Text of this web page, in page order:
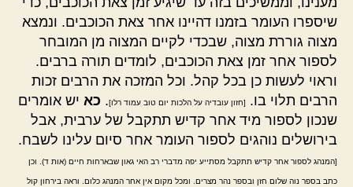
שיספרו העומר בזמנו דהיינו אחר צאת הכוכבים. ונמצא
מצוה גוררת מצוה, שבכדי לקיים המצוה מן המובחר
לספור אחר זמן צאת הכוכבים, לומדים תורה ברבים.
וראוי לעשות כן בכל קהל. וכל המזכה את הרבים זכות
הרבים תלוי בו.
[חזון עובדיה על הלכות יום טוב עמוד רלו]. כא יש אומרים
שנכון לספור מיד אחר קדיש תתקבל של ערבית, אבל
בירושלים נוהגים לספור העומר אחר סיום עלינו לשבח.
[המנהג לספור אחר קדיש תתקבל מסתייע יפה מדברי רב האי גאון שבארחות חיים (אות ד). וכן
כתב בספר נוה שלום חזן ובספר נהר מצרים. ומכל מקום אין אחר המנהג כלום. וראה בירחון קול